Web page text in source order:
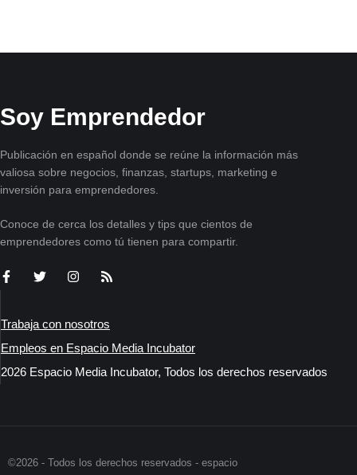
Soy Emprendedor
Publicación en español donde se reúne la información más
valiosa sobre negocios, finanzas, startups, marketing e
inversión para emprendedores.
Conoce de cerca los detalles y tips que cientos de
emprendedores como tú tienen para compartir.
Trabaja con nosotros
Empleos en Espacio Media Incubator
2026 Espacio Media Incubator, Todos los derechos reservados
©2026 - Todos los derechos reservados - espacio